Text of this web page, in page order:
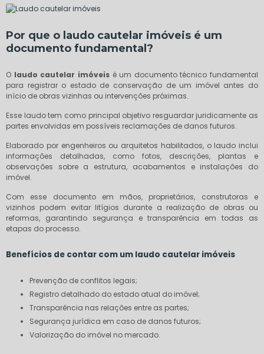
Por que o laudo cautelar imóveis é um
documento fundamental?
O laudo cautelar imóveisé um documento técnico fundamental
para registrar o estado de conservação de um imóvel antes do
início de obras vizinhas ou intervenções próximas.
Esse laudo tem como principal objetivo resguardar juridicamente as
partes envolvidas em possíveis reclamações de danos futuros.
Elaborado por engenheiros ou arquitetos habilitados, o laudo inclui
informações detalhadas, como fotos, descrições, plantas e
observações sobre a estrutura, acabamentos e instalações do
imóvel.
Com esse documento em mãos, proprietários, construtoras e
vizinhos podem evitar litígios durante a realização de obras ou
reformas, garantindo segurança e transparência em todas as
etapas do processo.
Benefícios de contar com um laudo cautelar imóveis
Prevenção de conflitos legais;
Registro detalhado do estado atual do imóvel;
Transparência nas relações entre as partes;
Segurança jurídica em caso de danos futuros;
Valorização do imóvel no mercado.